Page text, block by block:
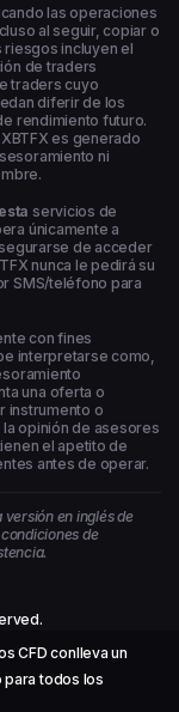
CFD conlleva un
para todos los
las operaciones
al seguir, copiar o
incluyen el
de traders
traders cuyo
diferir de los
rendimiento futuro.
es generado
ni
servicios de
únicamente a
de acceder
nunca le pedirá su
SMS/teléfono para
con fines
interpretarse como,
una oferta o
instrumento o
opinión de asesores
el apetito de
antes de operar.
versión en inglés de
de